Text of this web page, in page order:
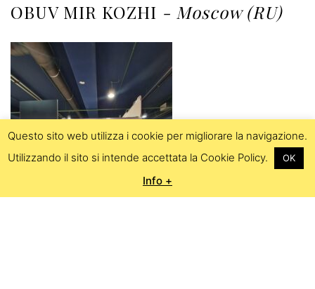
OBUV MIR KOZHI - Moscow (RU)
Questo sito web utilizza i cookie per migliorare la navigazione.
Utilizzando il sito si intende accettata la Cookie Policy.
OK
Info +